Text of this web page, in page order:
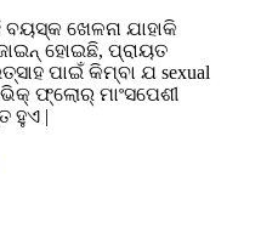
ଖେଳନା ଯାହାକି
ହୋଇଛି, ପ୍ରାୟତ
ପାଇଁ କିମ୍ବା ଯ sexual
ଫ୍ଲୋର୍ ମାଂସପେଶୀ
ହୁଏ |